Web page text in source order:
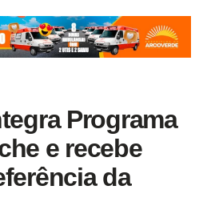
Programa
e recebe
da